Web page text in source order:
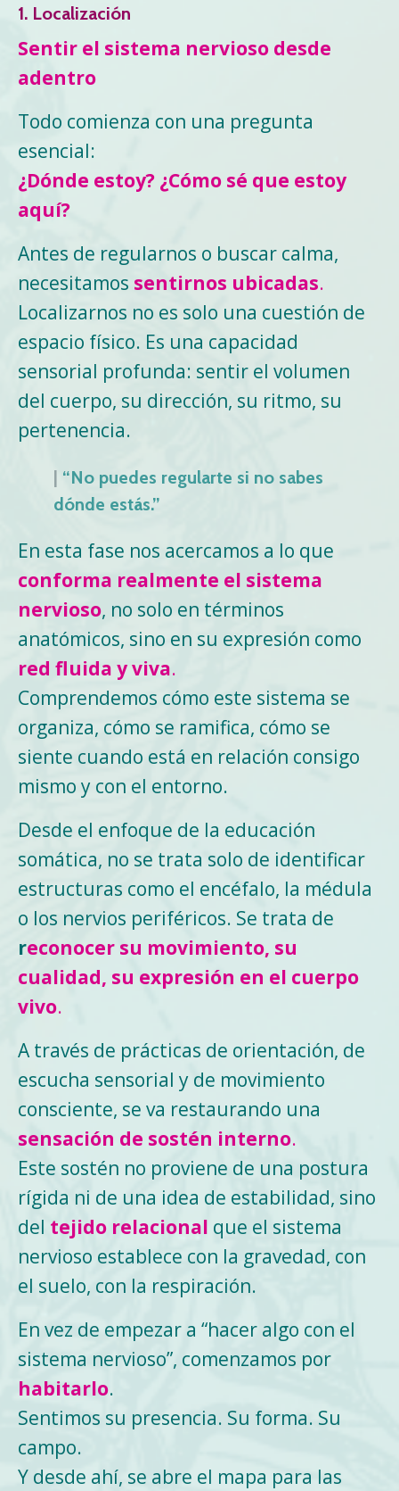
1. Localización
Sentir el sistema nervioso desde
adentro
Todo comienza con una pregunta
esencial:
¿Dónde estoy? ¿Cómo sé que estoy
aquí?
Antes de regularnos o buscar calma,
necesitamos sentirnos ubicadas.
Localizarnos no es solo una cuestión de
espacio físico. Es una capacidad
sensorial profunda: sentir el volumen
del cuerpo, su dirección, su ritmo, su
pertenencia.
| “No puedes regularte si no sabes
dónde estás.”
En esta fase nos acercamos a lo que
conforma realmente el sistema
nervioso, no solo en términos
anatómicos, sino en su expresión como
red fluida y viva.
Comprendemos cómo este sistema se
organiza, cómo se ramifica, cómo se
siente cuando está en relación consigo
mismo y con el entorno.
Desde el enfoque de la educación
somática, no se trata solo de identificar
estructuras como el encéfalo, la médula
o los nervios periféricos. Se trata de
reconocer su movimiento, su
cualidad, su expresión en el cuerpo
vivo.
A través de prácticas de orientación, de
escucha sensorial y de movimiento
consciente, se va restaurando una
sensación de sostén interno.
Este sostén no proviene de una postura
rígida ni de una idea de estabilidad, sino
del tejido relacional que el sistema
nervioso establece con la gravedad, con
el suelo, con la respiración.
En vez de empezar a “hacer algo con el
sistema nervioso”, comenzamos por
habitarlo.
Sentimos su presencia. Su forma. Su
campo.
Y desde ahí, se abre el mapa para las